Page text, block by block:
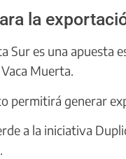
la
Sur es una apuesta
Muerta.
permitirá generar
a la iniciativa